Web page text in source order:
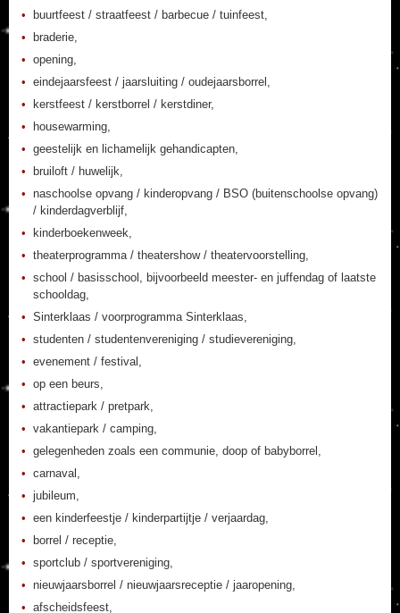
buurtfeest / straatfeest / barbecue / tuinfeest,
braderie,
opening,
eindejaarsfeest / jaarsluiting / oudejaarsborrel,
kerstfeest / kerstborrel / kerstdiner,
housewarming,
geestelijk en lichamelijk gehandicapten,
bruiloft / huwelijk,
naschoolse opvang / kinderopvang / BSO (buitenschoolse opvang)
/ kinderdagverblijf,
kinderboekenweek,
theaterprogramma / theatershow / theatervoorstelling,
school / basisschool, bijvoorbeeld meester- en juffendag of laatste
schooldag,
Sinterklaas / voorprogramma Sinterklaas,
studenten / studentenvereniging / studievereniging,
evenement / festival,
op een beurs,
attractiepark / pretpark,
vakantiepark / camping,
gelegenheden zoals een communie, doop of babyborrel,
carnaval,
jubileum,
een kinderfeestje / kinderpartijtje / verjaardag,
borrel / receptie,
sportclub / sportvereniging,
nieuwjaarsborrel / nieuwjaarsreceptie / jaaropening,
afscheidsfeest,